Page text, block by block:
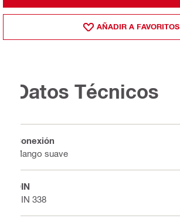
AÑADIR A FAVORITOS
Datos Técnicos
Conexión
Mango suave
DIN
DIN 338